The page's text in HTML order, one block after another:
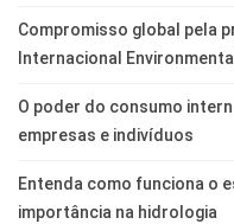
Compromisso global pela
Internacional
O poder do consumo
empresas e indivíduos
Entenda como funciona o
importância na hidrologia